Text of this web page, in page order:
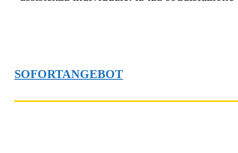
SOFORTANGEBOT